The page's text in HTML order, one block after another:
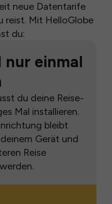
neue Datentarife
reist. Mit HelloGlobe
du:
nur einmal
du deine Reise-
Mal installieren.
bleibt
Gerät und
Reise